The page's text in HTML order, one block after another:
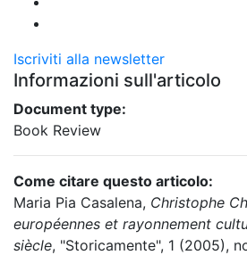
Iscriviti alla newsletter
Informazioni sull'articolo
Document type:
Book Review
Come citare questo articolo:
Maria Pia Casalena, Christophe
européennes et rayonnement
siècle, "Storicamente", 1 (2005),